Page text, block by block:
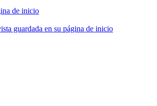
de inicio
guardada en su página de inicio